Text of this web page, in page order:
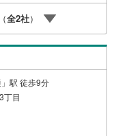
タッフがご自宅に伺っ
資格を持った専門ス
かがい、お客さまにぴ
物件相談、住宅ローン
お気軽にご相談くだ
全2社）
駅 徒歩9分
丁目